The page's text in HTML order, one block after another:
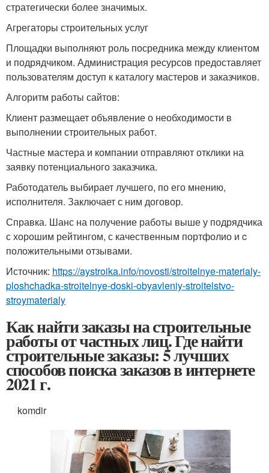
стратегически более значимых.
Агрегаторы строительных услуг
Площадки выполняют роль посредника между клиентом
и подрядчиком. Администрация ресурсов предоставляет
пользователям доступ к каталогу мастеров и заказчиков.
Алгоритм работы сайтов:
Клиент размещает объявление о необходимости в
выполнении строительных работ.
Частные мастера и компании отправляют отклики на
заявку потенциального заказчика.
Работодатель выбирает лучшего, по его мнению,
исполнителя. Заключает с ним договор.
Справка. Шанс на получение работы выше у подрядчика
с хорошим рейтингом, с качественным портфолио и c
положительными отзывами.
Источник: https://aystroika.info/novosti/stroitelnye-materialy-
ploshchadka-stroitelnye-doski-obyavleniy-stroitelstvo-
stroymaterialy
Как найти заказы на строительные
работы от частных лиц. Где найти
строительные заказы: 5 лучших
способов поиска заказов в интернете
2021 г.
komdir